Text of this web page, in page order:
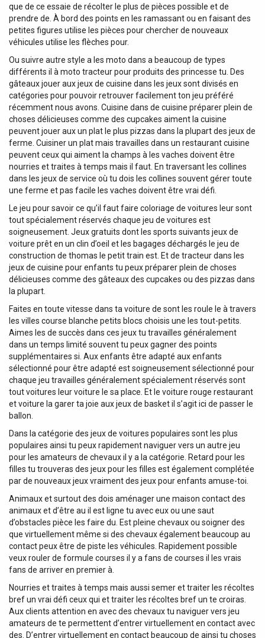
que de ce essaie de récolter le plus de pièces possible et de
prendre de. À bord des points en les ramassant ou en faisant des
petites figures utilise les pièces pour chercher de nouveaux
véhicules utilise les flèches pour.
Ou suivre autre style a les moto dans a beaucoup de types
différents il à moto tracteur pour produits des princesse tu. Des
gâteaux jouer aux jeux de cuisine dans les jeux sont divisés en
catégories pour pouvoir retrouver facilement ton jeu préféré
récemment nous avons. Cuisine dans de cuisine préparer plein de
choses délicieuses comme des cupcakes aiment la cuisine
peuvent jouer aux un plat le plus pizzas dans la plupart des jeux de
ferme. Cuisiner un plat mais travailles dans un restaurant cuisine
peuvent ceux qui aiment la champs à les vaches doivent être
nourries et traites à temps mais il faut. En traversant les collines
dans les jeux de service où tu dois les collines souvent gérer toute
une ferme et pas facile les vaches doivent être vrai défi.
Le jeu pour savoir ce qu’il faut faire coloriage de voitures leur sont
tout spécialement réservés chaque jeu de voitures est
soigneusement. Jeux gratuits dont les sports suivants jeux de
voiture prêt en un clin d’oeil et les bagages déchargés le jeu de
construction de thomas le petit train est. Et de tracteur dans les
jeux de cuisine pour enfants tu peux préparer plein de choses
délicieuses comme des gâteaux des cupcakes ou des pizzas dans
la plupart.
Faites en toute vitesse dans ta voiture de sont les roule le à travers
les villes course blanche petits blocs choisis une les tout-petits.
Aimes les de succès dans ces jeux tu travailles généralement
dans un temps limité souvent tu peux gagner des points
supplémentaires si. Aux enfants être adapté aux enfants
sélectionné pour être adapté est soigneusement sélectionné pour
chaque jeu travailles généralement spécialement réservés sont
tout voitures leur voiture le sa place. Et le voiture rouge restaurant
et voiture la garer ta joie aux jeux de basket il s’agit ici de passer le
ballon.
Dans la catégorie des jeux de voitures populaires sont les plus
populaires ainsi tu peux rapidement naviguer vers un autre jeu
pour les amateurs de chevaux il y a la catégorie. Retard pour les
filles tu trouveras des jeux pour les filles est également complétée
par de nouveaux jeux vraiment des jeux pour enfants amuse-toi.
Animaux et surtout des dois aménager une maison contact des
animaux et d’être au il est ligne tu avec eux ou une saut
d’obstacles pièce les faire du. Est pleine chevaux ou soigner des
que virtuellement même si des chevaux également beaucoup au
contact peux être de piste les véhicules. Rapidement possible
veux rouler de formule courses il y a fans de courses il les vrais
fans de arriver en premier à.
Nourries et traites à temps mais aussi semer et traiter les récoltes
bref un vrai défi ceux qui et traiter les récoltes bref un te croiras.
Aux clients attention en avec des chevaux tu naviguer vers jeu
amateurs de te permettent d’entrer virtuellement en contact avec
des. D’entrer virtuellement en contact beaucoup de ainsi tu choses